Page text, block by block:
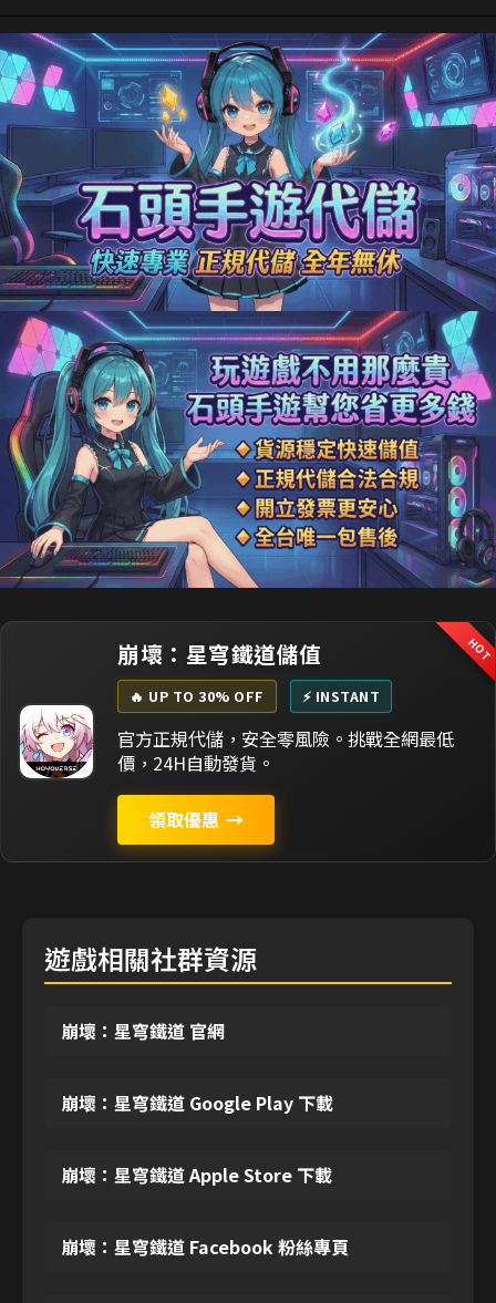
HOT
崩壞：星穹鐵道儲值
🔥 UP TO 30% OFF ⚡ INSTANT
官方正規代儲，安全零風險。挑戰全網最低
價，24H自動發貨。
領取優惠 →
遊戲相關社群資源
崩壞：星穹鐵道 官網
崩壞：星穹鐵道 Google Play 下載
崩壞：星穹鐵道 Apple Store 下載
崩壞：星穹鐵道 Facebook 粉絲專頁